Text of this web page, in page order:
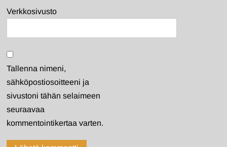
Verkkosivusto
Tallenna nimeni,
sähköpostiosoitteeni ja
sivustoni tähän selaimeen
seuraavaa
kommentointikertaa varten.